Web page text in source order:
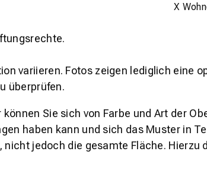
X
variieren. Fotos zeigen lediglich eine
überprüfen.
Sie sich von Farbe und Art der
haben kann und sich das Muster in
jedoch die gesamte Fläche. Hierzu